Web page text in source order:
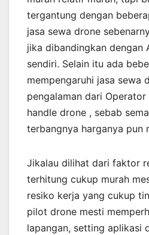
tergantung dengan
jasa sewa drone
jika dibandingkan dengan
sendiri. Selain itu ada
mempengaruhi jasa sewa
pengalaman dari
handle drone , sebab
terbangnya harganya pun
Jikalau dilihat dari faktor
terhitung cukup murah
resiko kerja yang cukup
pilot drone mesti
lapangan, setting aplikasi